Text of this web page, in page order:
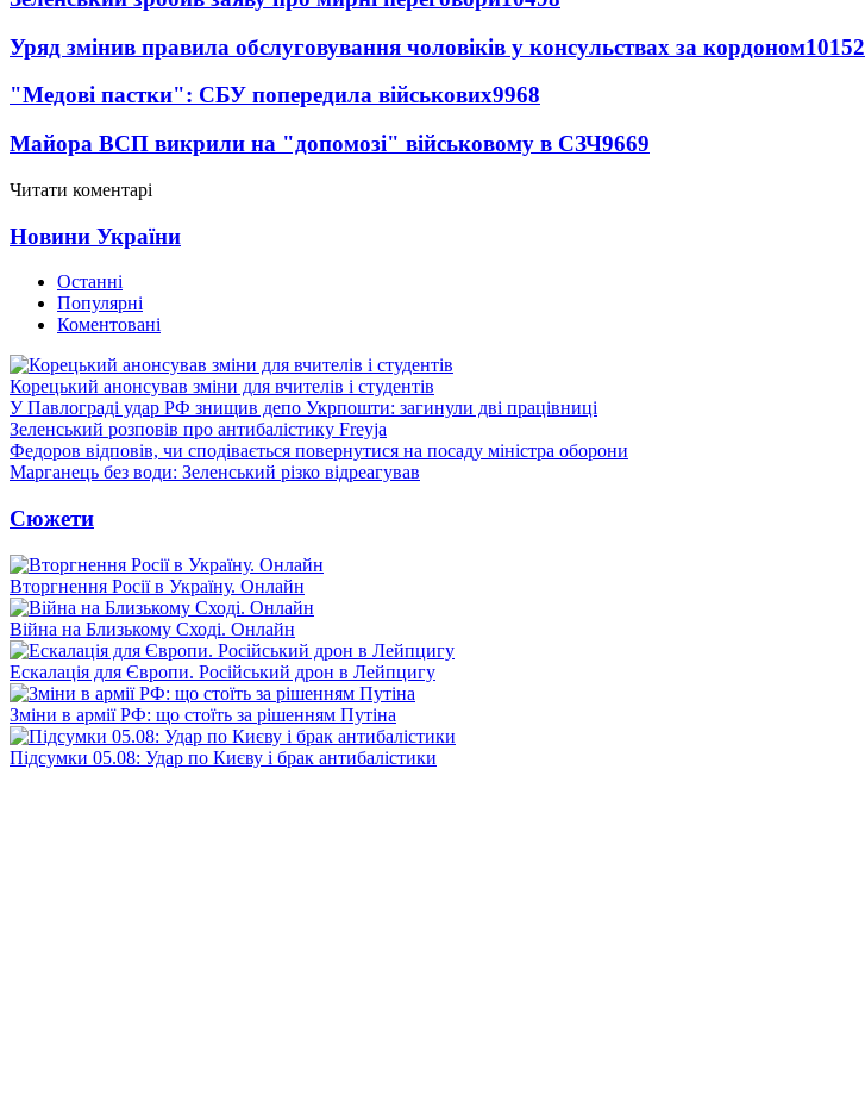
Уряд змінив правила обслуговування чоловіків у консульствах за кордоном10152
"Медові пастки": СБУ попередила військових9968
Майора ВСП викрили на "допомозі" військовому в СЗЧ9669
Читати коментарі
Новини України
Останні
Популярні
Коментовані
Корецький анонсував зміни для вчителів і студентів
У Павлограді удар РФ знищив депо Укрпошти: загинули дві працівниці
Зеленський розповів про антибалістику Freyja
Федоров відповів, чи сподівається повернутися на посаду міністра оборони
Марганець без води: Зеленський різко відреагував
Сюжети
Вторгнення Росії в Україну. Онлайн
Війна на Близькому Сході. Онлайн
Ескалація для Європи. Російський дрон в Лейпцигу
Зміни в армії РФ: що стоїть за рішенням Путіна
Підсумки 05.08: Удар по Києву і брак антибалістики